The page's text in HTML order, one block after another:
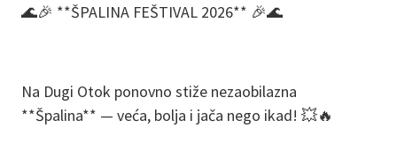
🌊🎉 **ŠPALINA FEŠTIVAL 2026** 🎉🌊
Na Dugi Otok ponovno stiže nezaobilazna
**Špalina** — veća, bolja i jača nego ikad! 💥🔥